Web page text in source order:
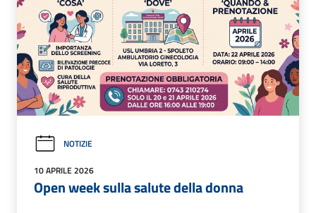
NOTIZIE
10 APRILE 2026
Open week sulla salute della donna